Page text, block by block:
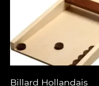
Billard Hollandais